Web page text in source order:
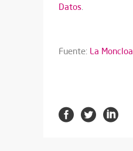
Datos.
Fuente: La Moncloa